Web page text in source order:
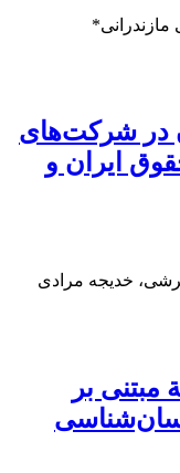
در شرکت‌های
ایران و
خدیجه مرادی
مبتنی بر